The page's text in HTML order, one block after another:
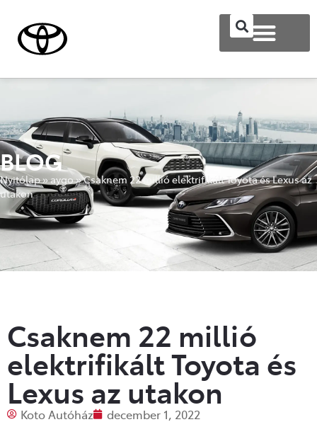
BLOG
Nyitólap»aygo»Csaknem 22 millió elektrifikált Toyota és Lexus az
utakon
Csaknem 22 millió
elektrifikált Toyota és
Lexus az utakon
Koto Autóház
december 1, 2022